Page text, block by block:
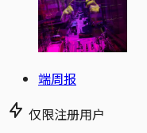
端周报
仅限注册用户